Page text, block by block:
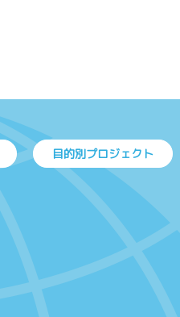
目的別プロジェクト